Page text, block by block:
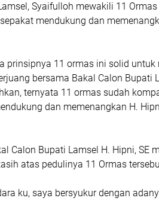
Syaifulloh mewakili 11
mendukung dan
prinsipnya 11 ormas ini solid untuk
bersama Bakal Calon Bupati
ternyata 11 ormas sudah
dan memenangkan H.
Calon Bupati Lamsel H. Hipni, SE
atas pedulinya 11 Ormas
ku, saya bersyukur dengan